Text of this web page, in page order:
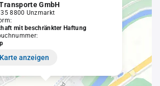
GmbH
35 8800 Unzmarkt
mit beschränkter Haftung
Karte anzeigen